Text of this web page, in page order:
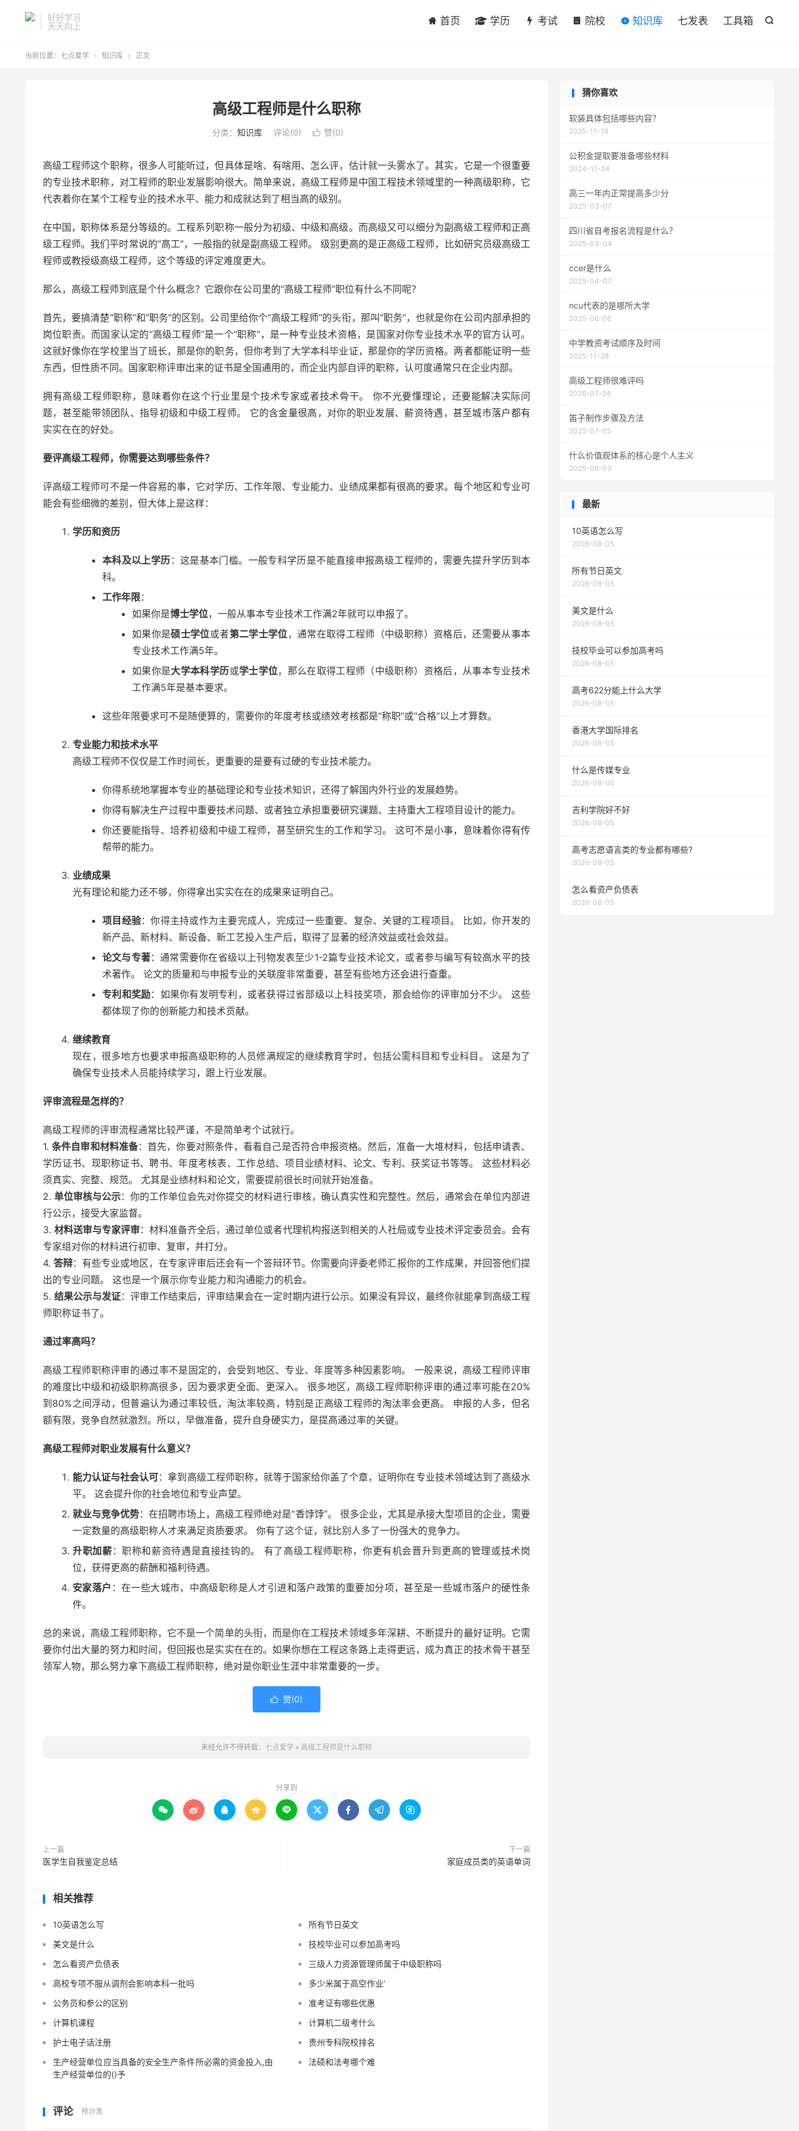
好好学习
天天向上

首页 学历 考试 院校 知识库 七发表 工具箱
当前位置： 七点爱学  知识库  正文
高级工程师是什么职称
分类： 知识库 评论(0)  赞(0)
高级工程师这个职称，很多人可能听过，但具体是啥、有啥用、怎么评，估计就一头雾水了。其实，它是一个很重要
的专业技术职称，对工程师的职业发展影响很大。简单来说，高级工程师是中国工程技术领域里的一种高级职称，它
代表着你在某个工程专业的技术水平、能力和成就达到了相当高的级别。
在中国，职称体系是分等级的。工程系列职称一般分为初级、中级和高级。而高级又可以细分为副高级工程师和正高
级工程师。我们平时常说的“高工”，一般指的就是副高级工程师。 级别更高的是正高级工程师，比如研究员级高级工
程师或教授级高级工程师，这个等级的评定难度更大。
那么，高级工程师到底是个什么概念？它跟你在公司里的“高级工程师”职位有什么不同呢？
首先，要搞清楚“职称”和“职务”的区别。公司里给你个“高级工程师”的头衔，那叫“职务”，也就是你在公司内部承担的
岗位职责。而国家认定的“高级工程师”是一个“职称”，是一种专业技术资格，是国家对你专业技术水平的官方认可。
这就好像你在学校里当了班长，那是你的职务，但你考到了大学本科毕业证，那是你的学历资格。两者都能证明一些
东西，但性质不同。国家职称评审出来的证书是全国通用的，而企业内部自评的职称，认可度通常只在企业内部。
拥有高级工程师职称，意味着你在这个行业里是个技术专家或者技术骨干。 你不光要懂理论，还要能解决实际问
题，甚至能带领团队、指导初级和中级工程师。 它的含金量很高，对你的职业发展、薪资待遇，甚至城市落户都有
实实在在的好处。
要评高级工程师，你需要达到哪些条件？
评高级工程师可不是一件容易的事，它对学历、工作年限、专业能力、业绩成果都有很高的要求。每个地区和专业可
能会有些细微的差别，但大体上是这样：
学历和资历
本科及以上学历 ：这是基本门槛。一般专科学历是不能直接申报高级工程师的，需要先提升学历到本
科。
工作年限：
如果你是博士学位，一般从事本专业技术工作满2年就可以申报了。
如果你是硕士学位或者第二学士学位，通常在取得工程师（中级职称）资格后，还需要从事本
专业技术工作满5年。
如果你是大学本科学历或学士学位，那么在取得工程师（中级职称）资格后，从事本专业技术
工作满5年是基本要求。
这些年限要求可不是随便算的，需要你的年度考核或绩效考核都是“称职”或“合格”以上才算数。
专业能力和技术水平
高级工程师不仅仅是工作时间长，更重要的是要有过硬的专业技术能力。
你得系统地掌握本专业的基础理论和专业技术知识，还得了解国内外行业的发展趋势。
你得有解决生产过程中重要技术问题、或者独立承担重要研究课题、主持重大工程项目设计的能力。
你还要能指导、培养初级和中级工程师，甚至研究生的工作和学习。 这可不是小事，意味着你得有传
帮带的能力。
业绩成果
光有理论和能力还不够，你得拿出实实在在的成果来证明自己。
项目经验：你得主持或作为主要完成人，完成过一些重要、复杂、关键的工程项目。 比如，你开发的
新产品、新材料、新设备、新工艺投入生产后，取得了显著的经济效益或社会效益。
论文与专著：通常需要你在省级以上刊物发表至少1-2篇专业技术论文，或者参与编写有较高水平的技
术著作。 论文的质量和与申报专业的关联度非常重要，甚至有些地方还会进行查重。
专利和奖励：如果你有发明专利，或者获得过省部级以上科技奖项，那会给你的评审加分不少。 这些
都体现了你的创新能力和技术贡献。
继续教育
现在，很多地方也要求申报高级职称的人员修满规定的继续教育学时，包括公需科目和专业科目。 这是为了
确保专业技术人员能持续学习，跟上行业发展。
评审流程是怎样的？
高级工程师的评审流程通常比较严谨，不是简单考个试就行。
1.条件自审和材料准备：首先，你要对照条件，看看自己是否符合申报资格。然后，准备一大堆材料，包括申请表、
学历证书、现职称证书、聘书、年度考核表、工作总结、项目业绩材料、论文、专利、获奖证书等等。 这些材料必
须真实、完整、规范。 尤其是业绩材料和论文，需要提前很长时间就开始准备。
2.单位审核与公示：你的工作单位会先对你提交的材料进行审核，确认真实性和完整性。然后，通常会在单位内部进
行公示，接受大家监督。
3.材料送审与专家评审：材料准备齐全后，通过单位或者代理机构报送到相关的人社局或专业技术评定委员会。会有
专家组对你的材料进行初审、复审，并打分。
4.答辩：有些专业或地区，在专家评审后还会有一个答辩环节。你需要向评委老师汇报你的工作成果，并回答他们提
出的专业问题。 这也是一个展示你专业能力和沟通能力的机会。
5.结果公示与发证：评审工作结束后，评审结果会在一定时期内进行公示。如果没有异议，最终你就能拿到高级工程
师职称证书了。
通过率高吗？
高级工程师职称评审的通过率不是固定的，会受到地区、专业、年度等多种因素影响。 一般来说，高级工程师评审
的难度比中级和初级职称高很多，因为要求更全面、更深入。 很多地区，高级工程师职称评审的通过率可能在20%
到80%之间浮动，但普遍认为通过率较低，淘汰率较高，特别是正高级工程师的淘汰率会更高。 申报的人多，但名
额有限，竞争自然就激烈。所以，早做准备，提升自身硬实力，是提高通过率的关键。
高级工程师对职业发展有什么意义？
能力认证与社会认可：拿到高级工程师职称，就等于国家给你盖了个章，证明你在专业技术领域达到了高级水
平。 这会提升你的社会地位和专业声望。
就业与竞争优势：在招聘市场上，高级工程师绝对是“香饽饽”。 很多企业，尤其是承接大型项目的企业，需要
一定数量的高级职称人才来满足资质要求。 你有了这个证，就比别人多了一份强大的竞争力。
升职加薪 ：职称和薪资待遇是直接挂钩的。 有了高级工程师职称，你更有机会晋升到更高的管理或技术岗
位，获得更高的薪酬和福利待遇。
安家落户 ：在一些大城市，中高级职称是人才引进和落户政策的重要加分项，甚至是一些城市落户的硬性条
件。
总的来说，高级工程师职称，它不是一个简单的头衔，而是你在工程技术领域多年深耕、不断提升的最好证明。它需
要你付出大量的努力和时间，但回报也是实实在在的。如果你想在工程这条路上走得更远，成为真正的技术骨干甚至
领军人物，那么努力拿下高级工程师职称，绝对是你职业生涯中非常重要的一步。
 赞(0)
未经允许不得转载： 七点爱学 » 高级工程师是什么职称
分享到
        
上一篇
医学生自我鉴定总结
下一篇
家庭成员类的英语单词
相关推荐
10英语怎么写
所有节日英文
美文是什么
技校毕业可以参加高考吗
怎么看资产负债表
三级人力资源管理师属于中级职称吗
高校专项不服从调剂会影响本科一批吗
多少米属于高空作业‘
公务员和参公的区别
准考证有哪些优惠
计算机课程
计算机二级考什么
护士电子话注册
贵州专科院校排名
生产经营单位应当具备的安全生产条件所必需的资金投入,由
生产经营单位的()予
法硕和法考哪个难
评论 抢沙发
猜你喜欢
软装具体包括哪些内容？
2025-11-19
公积金提取要准备哪些材料
2024-11-24
高三一年内正常提高多少分
2025-03-07
四川省自考报名流程是什么？
2025-03-04
ccer是什么
2025-04-07
ncu代表的是哪所大学
2025-06-06
中学教资考试顺序及时间
2025-11-28
高级工程师很难评吗
2026-07-24
笛子制作步骤及方法
2025-07-05
什么价值观体系的核心是个人主义
2025-06-03
最新
10英语怎么写
2026-08-05
所有节日英文
2026-08-05
美文是什么
2026-08-05
技校毕业可以参加高考吗
2026-08-05
高考622分能上什么大学
2026-08-05
香港大学国际排名
2026-08-05
什么是传媒专业
2026-08-05
吉利学院好不好
2026-08-05
高考志愿语言类的专业都有哪些?
2026-08-05
怎么看资产负债表
2026-08-05